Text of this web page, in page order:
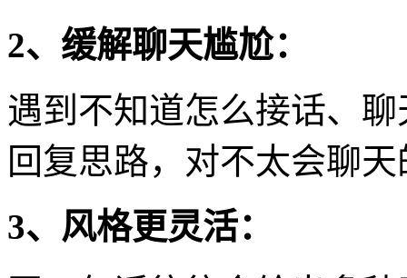
2、缓解聊天尴尬：
遇到不知道怎么接话、
回复思路，对不太会聊
3、风格更灵活：